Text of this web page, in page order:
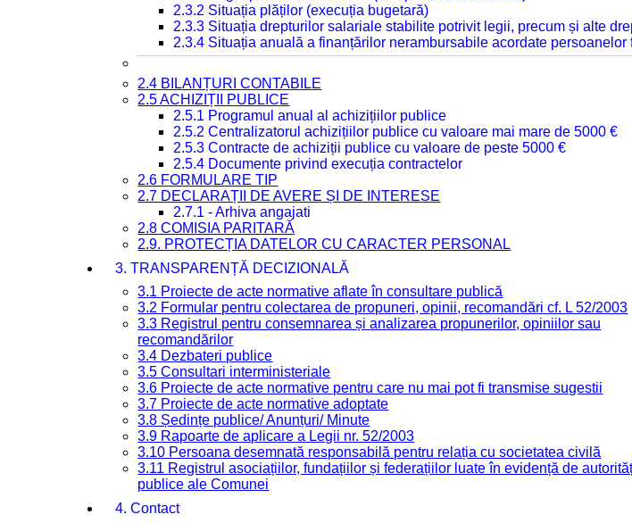
2.3.2 Situația plăților (execuția bugetară)
2.3.3 Situația drepturilor salariale stabilite potrivit legii, precum și alte
2.3.4 Situația anuală a finanțărilor nerambursabile acordate
2.4 BILANȚURI CONTABILE
2.5 ACHIZIȚII PUBLICE
2.5.1 Programul anual al achizițiilor publice
2.5.2 Centralizatorul achizițiilor publice cu valoare mai mare de 5000 €
2.5.3 Contracte de achiziții publice cu valoare de peste 5000 €
2.5.4 Documente privind execuția contractelor
2.6 FORMULARE TIP
2.7 DECLARAȚII DE AVERE ȘI DE INTERESE
2.7.1 - Arhiva angajati
2.8 COMISIA PARITARĂ
2.9. PROTECȚIA DATELOR CU CARACTER PERSONAL
3. TRANSPARENȚĂ DECIZIONALĂ
3.1 Proiecte de acte normative aflate în consultare publică
3.2 Formular pentru colectarea de propuneri, opinii, recomandări cf. L 52/2003
3.3 Registrul pentru consemnarea și analizarea propunerilor, opiniilor sau
recomandărilor
3.4 Dezbateri publice
3.5 Consultari interministeriale
3.6 Proiecte de acte normative pentru care nu mai pot fi transmise sugestii
3.7 Proiecte de acte normative adoptate
3.8 Ședințe publice/ Anunțuri/ Minute
3.9 Rapoarte de aplicare a Legii nr. 52/2003
3.10 Persoana desemnată responsabilă pentru relația cu societatea civilă
3.11 Registrul asociațiilor, fundațiilor și federațiilor luate în evidență de
publice ale Comunei
4. Contact